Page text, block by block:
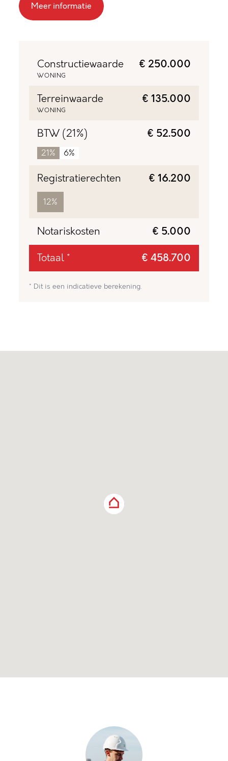
Meer informatie
Constructiewaarde
WONING
€ 250.000
Terreinwaarde
WONING
€ 135.000
BTW (21%)
21% 6%
€ 52.500
Registratierechten
12%
€ 16.200
Notariskosten
€ 5.000
Totaal *
€ 458.700
* Dit is een indicatieve berekening.